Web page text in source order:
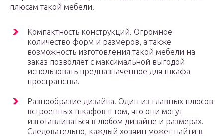
плюсам такой мебели.
Компактность конструкций. Огромное
количество форм и размеров, а также
возможность изготовления такой мебели на
заказ позволяет с максимальной выгодой
использовать предназначенное для шкафа
пространства.
Разнообразие дизайна. Один из главных плюсов
встроенных шкафов в том, что они могут
изготавливаться в любом дизайне и размерах.
Следовательно, каждый хозяин может найти в